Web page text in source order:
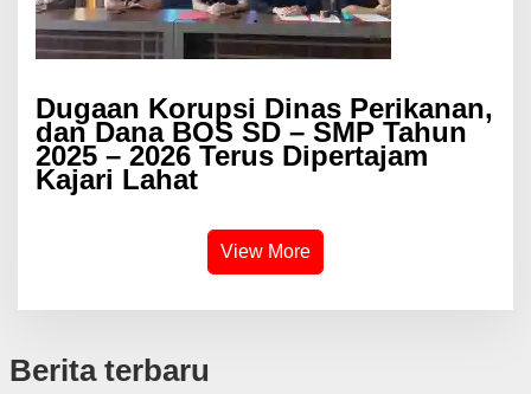
Dugaan Korupsi Dinas Perikanan,
dan Dana BOS SD – SMP Tahun
2025 – 2026 Terus Dipertajam
Kajari Lahat
View More
Berita terbaru